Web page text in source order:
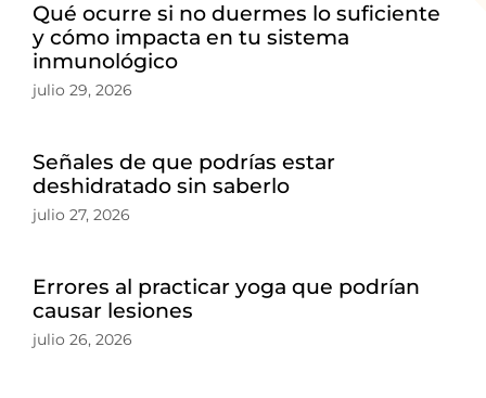
Qué ocurre si no duermes lo suficiente
y cómo impacta en tu sistema
inmunológico
julio 29, 2026
Señales de que podrías estar
deshidratado sin saberlo
julio 27, 2026
Errores al practicar yoga que podrían
causar lesiones
julio 26, 2026